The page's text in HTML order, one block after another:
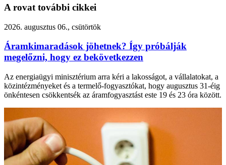
A rovat további cikkei
2026. augusztus 06., csütörtök
Áramkimaradások jöhetnek? Így próbálják
megelőzni, hogy ez bekövetkezzen
Az energiaügyi minisztérium arra kéri a lakosságot, a vállalatokat, a
közintézményeket és a termelő-fogyasztókat, hogy augusztus 31-éig
önkéntesen csökkentsék az áramfogyasztást este 19 és 23 óra között.